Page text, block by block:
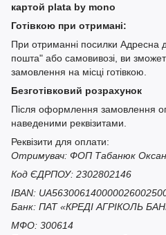
картой plata by mono
Готівкою при отримані:
При отриманні посилки Адресна
пошта" або самовивозі, ви
замовлення на місці готівкою.
Безготівковий розрахунок
Після оформлення замовлення
наведеними реквізитами.
Реквізити для оплати:
Отримувач: ФОП Табанюк
Код ЄДРПОУ: 2302802146
IBAN:
Банк: ПАТ «КРЕДІ АГРІКОЛЬ
МФО: 300614